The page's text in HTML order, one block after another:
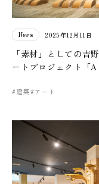
News 2025年12月11日
「素材」としての
ートプロジェクト「
#建築#アート